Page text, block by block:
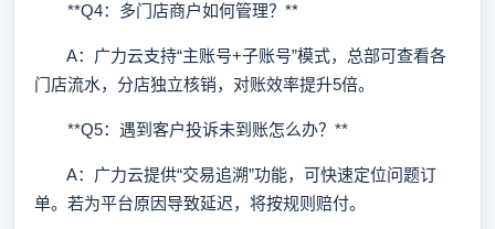
**Q4：多门店商户如何管理？**
A：广力云支持“主账号+子账号”模式，总部可查看各
门店流水，分店独立核销，对账效率提升5倍。
**Q5：遇到客户投诉未到账怎么办？**
A：广力云提供“交易追溯”功能，可快速定位问题订
单。若为平台原因导致延迟，将按规则赔付。